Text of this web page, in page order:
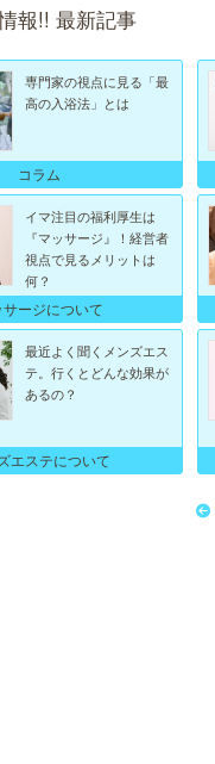
報!! 最新記事
専門家の視点に見る「最
高の入浴法」とは
コラム
イマ注目の福利厚生は
『マッサージ』！経営者
視点で見るメリットは
何？
サージについて
最近よく聞くメンズエス
テ。行くとどんな効果が
あるの？
エステについて